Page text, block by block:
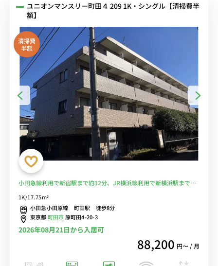
ユニオンマンスリー町田４ 209 1K・シングル【清掃費半
額】
清掃費
半額
小田急線利用で新宿駅まで約32分、JR横浜線利用で新横浜駅まで約
分圏内にコンビニあり！■選べるWi-Fi格安レンタル中！
1K/17.75m²
小田急小田原線 町田駅 徒歩8分
東京都町田市 原町田4-20-3
2026年08月21日から入居可
88,200 円〜 / 月